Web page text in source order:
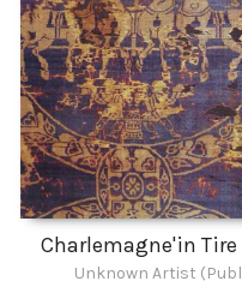
Charlemagne'in
Unknown Artist